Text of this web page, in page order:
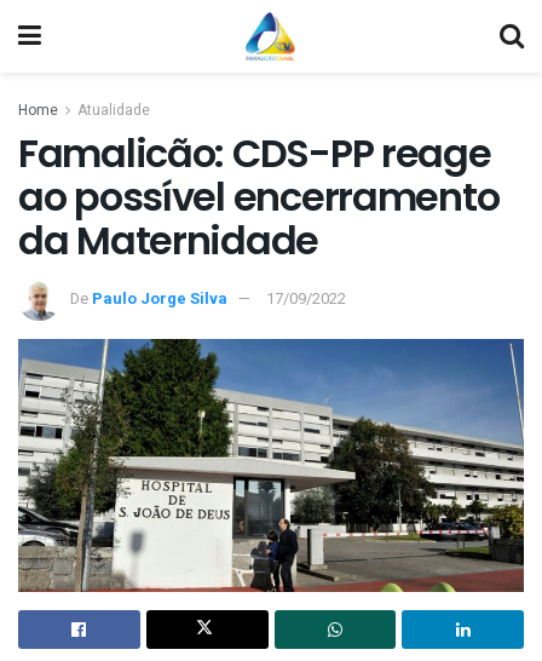
Home Atualidade
Famalicão: CDS-PP reage
ao possível encerramento
da Maternidade
De Paulo Jorge Silva 17/09/2022